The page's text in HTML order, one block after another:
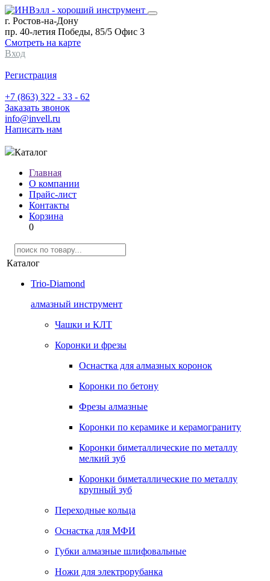
г. Ростов-на-Дону
пр. 40-летия Победы, 85/5 Офис 3
Смотреть на карте
Вход
Регистрация
+7 (863) 322 - 33 - 62
Заказать звонок
info@invell.ru
Написать нам
Каталог
Главная
О компании
Прайс-лист
Контакты
Корзина
0
Каталог
Trio-Diamond
алмазный инструмент
Чашки и КЛТ
Коронки и фрезы
Оснастка для алмазных коронок
Коронки по бетону
Фрезы алмазные
Коронки по керамике и керамограниту
Коронки биметаллические по металлу
мелкий зуб
Коронки биметаллические по металлу
крупный зуб
Переходные кольца
Оснастка для МФИ
Губки алмазные шлифовальные
Ножи для электрорубанка